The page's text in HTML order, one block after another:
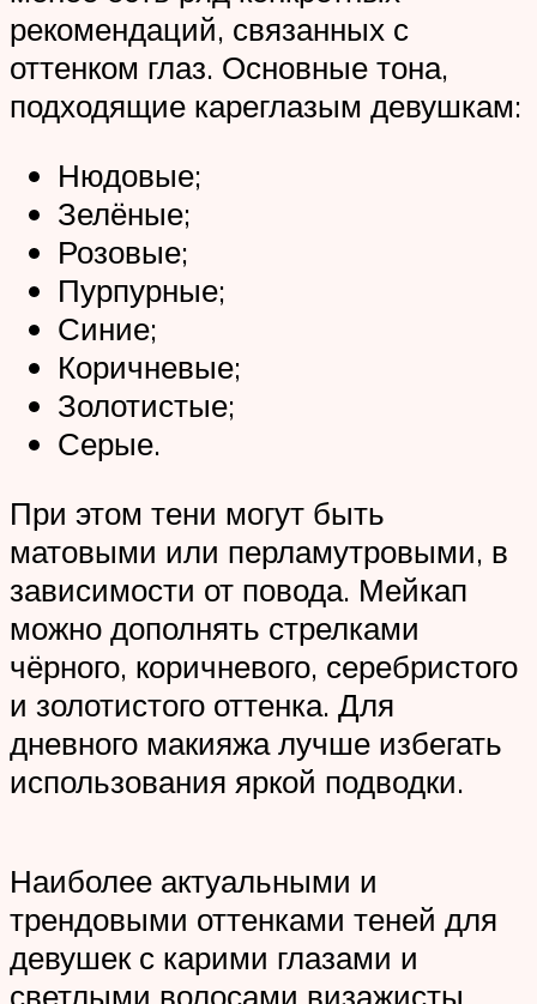
рекомендаций, связанных с
оттенком глаз. Основные тона,
подходящие кареглазым девушкам:
Нюдовые;
Зелёные;
Розовые;
Пурпурные;
Синие;
Коричневые;
Золотистые;
Серые.
При этом тени могут быть
матовыми или перламутровыми, в
зависимости от повода. Мейкап
можно дополнять стрелками
чёрного, коричневого, серебристого
и золотистого оттенка. Для
дневного макияжа лучше избегать
использования яркой подводки.
Наиболее актуальными и
трендовыми оттенками теней для
девушек с карими глазами и
светлыми волосами визажисты